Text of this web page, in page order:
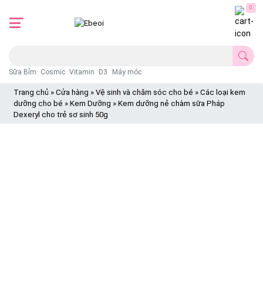
Sữa Bỉm Cosmic Vitamin D3 Máy móc
0
Trang chủ »Cửa hàng »Vệ sinh và chăm sóc cho bé »Các loại kem
dưỡng cho bé »Kem Dưỡng »Kem dưỡng nẻ chàm sữa Pháp
Dexeryl cho trẻ sơ sinh 50g